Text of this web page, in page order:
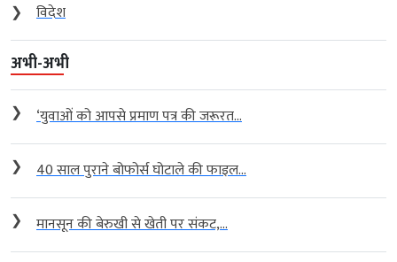
❯
विदेश
अभी-अभी
❯ ‘युवाओं को आपसे प्रमाण पत्र की जरूरत...
❯ 40 साल पुराने बोफोर्स घोटाले की फाइल...
❯ मानसून की बेरुखी से खेती पर संकट,...